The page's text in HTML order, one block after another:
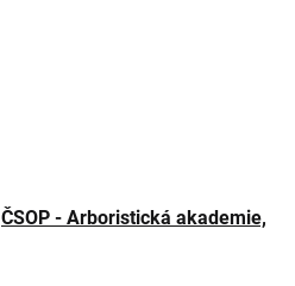
ČSOP - Arboristická akademie,